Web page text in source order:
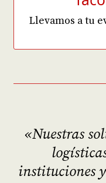
Llevamos a tu
«Nuestras
instituciones